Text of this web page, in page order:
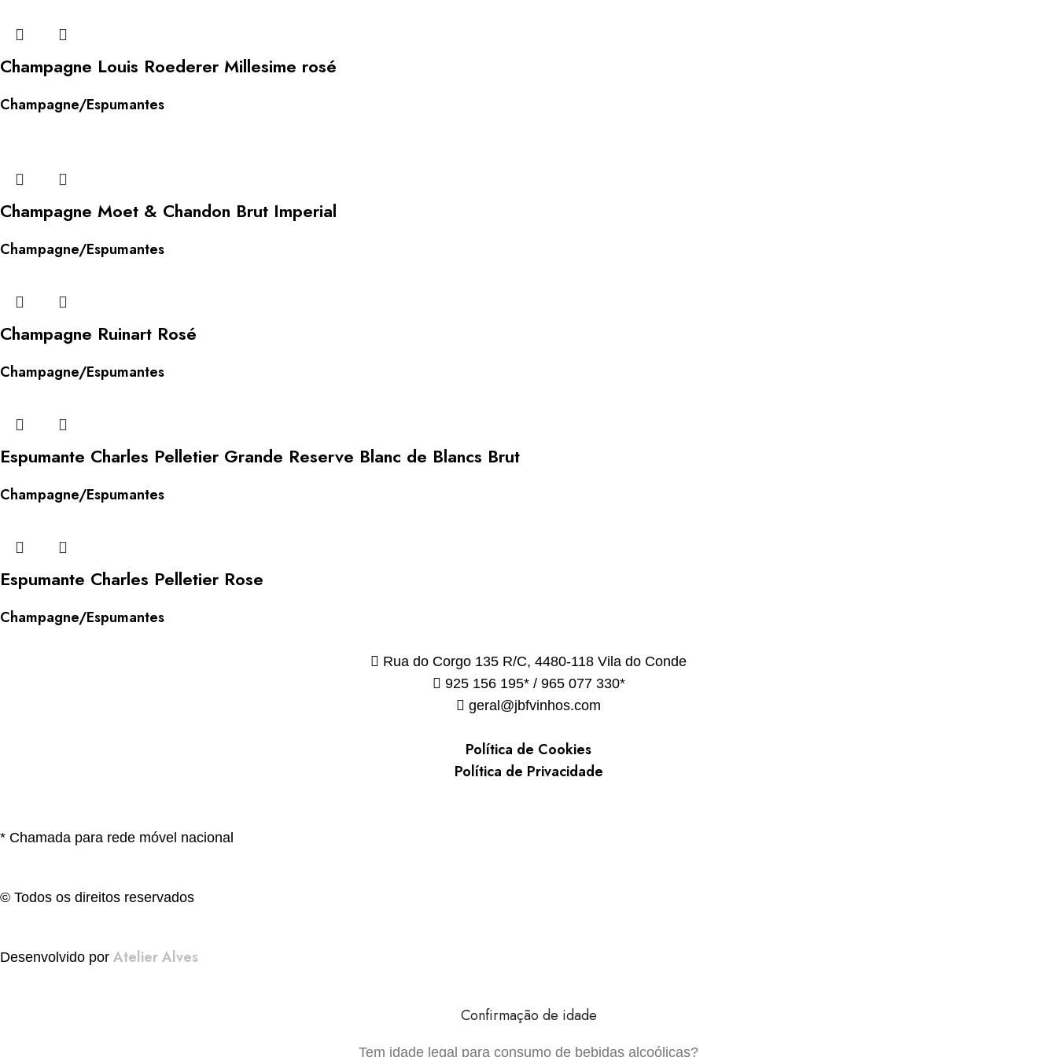
Champagne Louis Roederer Millesime rosé
Champagne/Espumantes
Champagne Moet & Chandon Brut Imperial
Champagne/Espumantes
Champagne Ruinart Rosé
Champagne/Espumantes
Espumante Charles Pelletier Grande Reserve Blanc de Blancs Brut
Champagne/Espumantes
Espumante Charles Pelletier Rose
Champagne/Espumantes
Rua do Corgo 135 R/C, 4480-118 Vila do Conde
925 156 195* / 965 077 330*
geral@jbfvinhos.com
Política de Cookies
Política de Privacidade
* Chamada para rede móvel nacional
© Todos os direitos reservados
Desenvolvido por Atelier Alves
Confirmação de idade
Tem idade legal para consumo de bebidas alcoólicas?